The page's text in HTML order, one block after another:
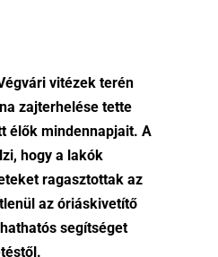
vitézek terén
zajterhelése tette
élők mindennapjait. A
hogy a lakók
ragasztottak az
az óriáskivetítő
segítséget